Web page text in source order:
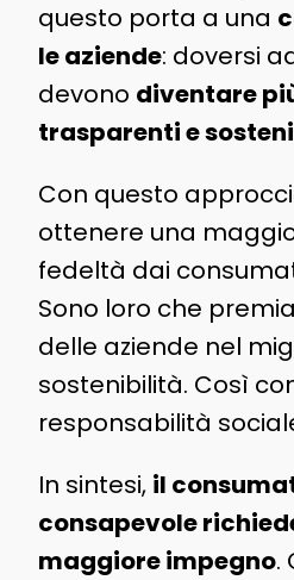
questo porta a una
le aziende: doversi
devono diventare
trasparenti e
Con questo
ottenere una
fedeltà dai
Sono loro che
delle aziende nel
sostenibilità. Così
responsabilità
In sintesi, il
consapevole
maggiore impegno.